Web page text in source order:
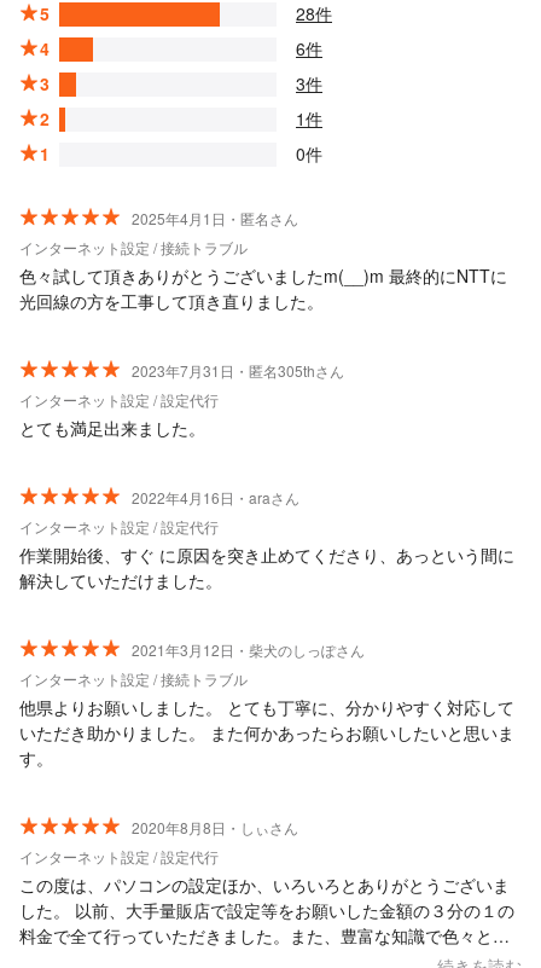
5
28件
4
6件
3
3件
2
1件
1
0件
2025年4月1日・匿名さん
インターネット設定 / 接続トラブル
色々試して頂きありがとうございましたm(__)m 最終的にNTTに
光回線の方を工事して頂き直りました。
2023年7月31日・匿名305thさん
インターネット設定 / 設定代行
とても満足出来ました。
2022年4月16日・araさん
インターネット設定 / 設定代行
作業開始後、すぐ に原因を突き止めてくださり、あっという間に
解決していただけました。
2021年3月12日・柴犬のしっぽさん
インターネット設定 / 接続トラブル
他県よりお願いしました。 とても丁寧に、分かりやすく対応して
いただき助かりました。 また何かあったらお願いしたいと思いま
す。
2020年8月8日・しぃさん
インターネット設定 / 設定代行
この度は、パソコンの設定ほか、いろいろとありがとうございま
した。 以前、大手量販店で設定等をお願いした金額の３分の１の
料金で全て行っていただきました。また、豊富な知識で色々と教
えてくださり、とてもありがたかったです。次回の買い換えの際